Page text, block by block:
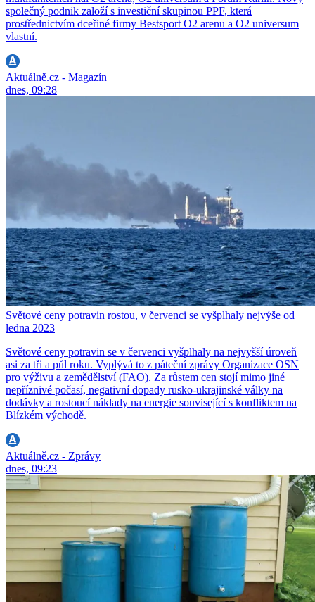
společný podnik založí s investiční skupinou PPF, která
prostřednictvím dceřiné firmy Bestsport O2 arenu a O2 universum
vlastní.
Aktuálně.cz - Magazín
dnes, 09:28
Světové ceny potravin rostou, v červenci se vyšplhaly nejvýše od
ledna 2023
Světové ceny potravin se v červenci vyšplhaly na nejvyšší úroveň
asi za tři a půl roku. Vyplývá to z páteční zprávy Organizace OSN
pro výživu a zemědělství (FAO). Za růstem cen stojí mimo jiné
nepříznivé počasí, negativní dopady rusko-ukrajinské války na
dodávky a rostoucí náklady na energie související s konfliktem na
Blízkém východě.
Aktuálně.cz - Zprávy
dnes, 09:23